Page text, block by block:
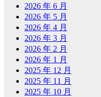
2026 年 6 月
2026 年 5 月
2026 年 4 月
2026 年 3 月
2026 年 2 月
2026 年 1 月
2025 年 12 月
2025 年 11 月
2025 年 10 月